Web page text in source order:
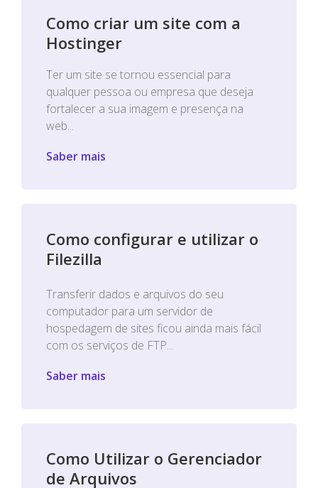
Como criar um site com a
Hostinger
Ter um site se tornou essencial para
qualquer pessoa ou empresa que deseja
fortalecer a sua imagem e presença na
web...
Saber mais
Como configurar e utilizar o
Filezilla
Transferir dados e arquivos do seu
computador para um servidor de
hospedagem de sites ficou ainda mais fácil
com os serviços de FTP...
Saber mais
Como Utilizar o Gerenciador
de Arquivos